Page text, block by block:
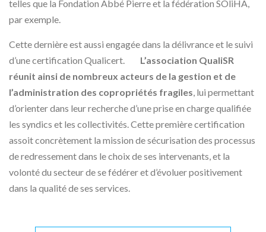
telles que la Fondation Abbé Pierre et la fédération SOliHA,
par exemple.
Cette dernière est aussi engagée dans la délivrance et le suivi
d’une certification Qualicert. L’association QualiSR
réunit ainsi de nombreux acteurs de la gestion et de
l’administration des copropriétés fragiles, lui permettant
d’orienter dans leur recherche d’une prise en charge qualifiée
les syndics et les collectivités. Cette première certification
assoit concrètement la mission de sécurisation des processus
de redressement dans le choix de ses intervenants, et la
volonté du secteur de se fédérer et d’évoluer positivement
dans la qualité de ses services.